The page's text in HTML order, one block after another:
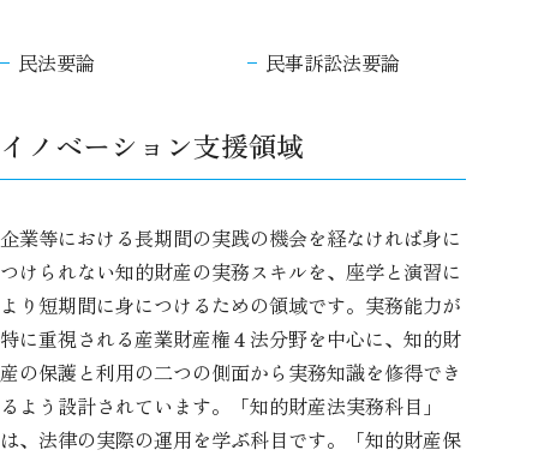
民法要論 民事訴訟法要論
イノベーション支援領域
企業等における長期間の実践の機会を経なければ身に
つけられない知的財産の実務スキルを、座学と演習に
より短期間に身につけるための領域です。実務能力が
特に重視される産業財産権４法分野を中心に、知的財
産の保護と利用の二つの側面から実務知識を修得でき
るよう設計されています。「知的財産法実務科目」
は、法律の実際の運用を学ぶ科目です。「知的財産保